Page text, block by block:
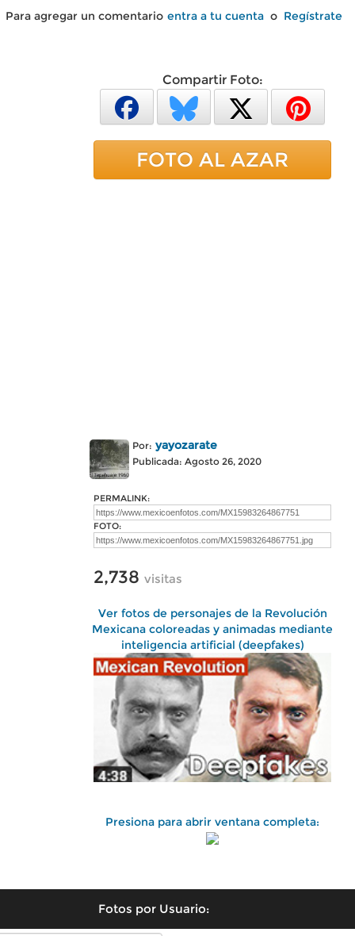
Para agregar un comentario entra a tu cuenta o Regístrate
Compartir Foto:
FOTO AL AZAR
Por: yayozarate
Publicada: Agosto 26, 2020
PERMALINK:
FOTO:
2,738 visitas
Ver fotos de personajes de la Revolución
Mexicana coloreadas y animadas mediante
inteligencia artificial (deepfakes)
Presiona para abrir ventana completa:
Fotos por Usuario: